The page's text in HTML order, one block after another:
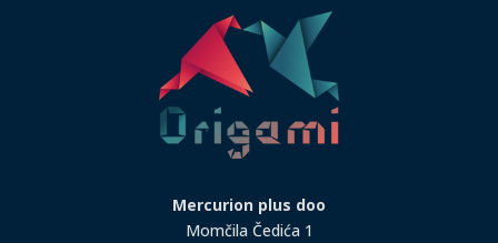
Mercurion plus doo
Momčila Čedića 1